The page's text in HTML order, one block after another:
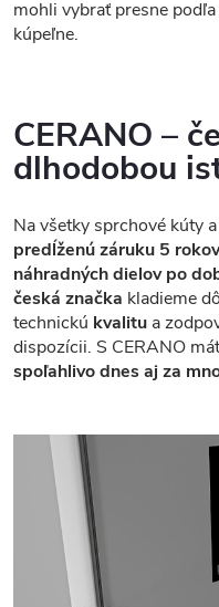
mohli vybrať presne
kúpeľne.
CERANO –
dlhodobou
Na všetky sprchové kúty
predĺženú záruku 5 rokov
náhradných dielov po
česká značka kladieme
technickú kvalitu a
dispozícii. S CERANO
spoľahlivo dnes aj za